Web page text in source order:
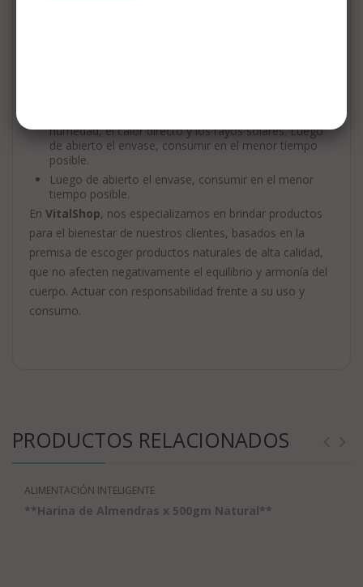
humedad, el calor directo y los rayos solares. Luego
de abierto el envase, consumir en el menor tiempo
posible.
Luego de abierto el envase, consumir en el menor
tiempo posible.
En VitalShop, nos especializamos en brindar productos
para el bienestar de nuestros clientes, basados en la
premisa de escoger productos naturales de alta calidad,
que no afecten negativamente el equilibrio y armonía del
cuerpo. Actuar con responsabilidad frente a su uso y
consumo.
PRODUCTOS RELACIONADOS
ALIMENTACIÓN INTELIGENTE
**Harina de Almendras x 500gm Natural**